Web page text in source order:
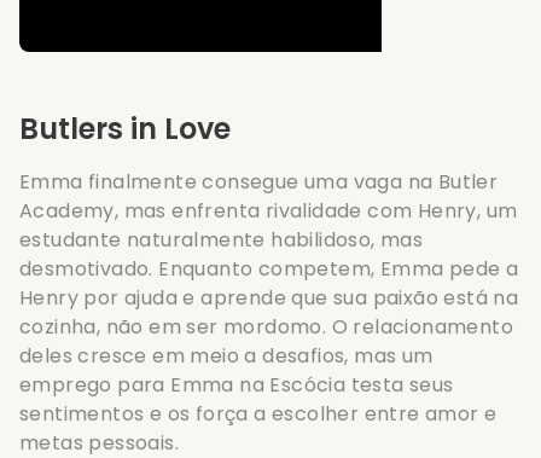
Butlers in Love
Emma finalmente consegue uma vaga na Butler
Academy, mas enfrenta rivalidade com Henry, um
estudante naturalmente habilidoso, mas
desmotivado. Enquanto competem, Emma pede a
Henry por ajuda e aprende que sua paixão está na
cozinha, não em ser mordomo. O relacionamento
deles cresce em meio a desafios, mas um
emprego para Emma na Escócia testa seus
sentimentos e os força a escolher entre amor e
metas pessoais.